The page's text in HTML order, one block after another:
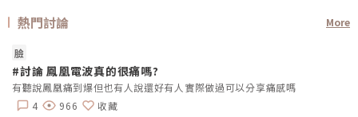
熱門討論 More
臉
#討論 鳳凰電波真的很痛嗎?
有聽說鳳凰痛到爆但也有人說還好有人實際做過可以分享痛感嗎
4
966 收藏